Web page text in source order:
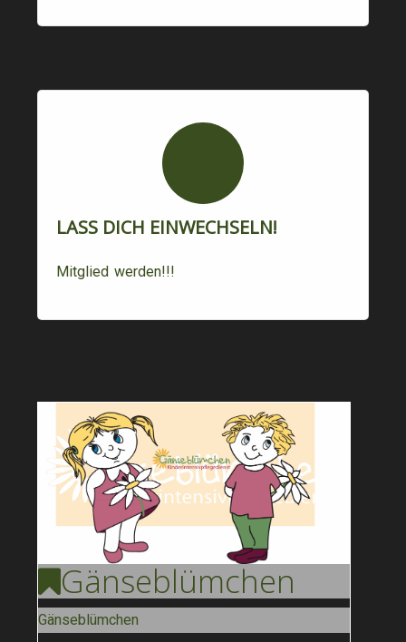
LASS DICH EINWECHSELN!
Mitglied werden!!!
GänseBlümchen
Gänseblümchen